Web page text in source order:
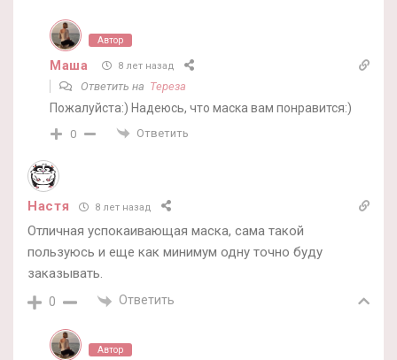
Автор
Маша 8 лет назад
Ответить на Тереза
Пожалуйста:) Надеюсь, что маска вам понравится:)
0 Ответить
Настя 8 лет назад
Отличная успокаивающая маска, сама такой
пользуюсь и еще как минимум одну точно буду
заказывать.
0 Ответить
Автор